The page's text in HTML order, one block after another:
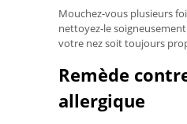
Mouchez-vous plusieurs
nettoyez-le
votre nez soit toujours
Remède
allergique